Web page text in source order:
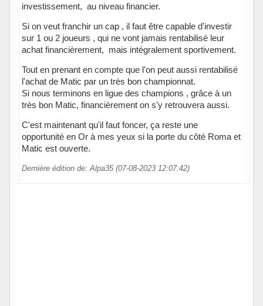
investissement, au niveau financier.
Si on veut franchir un cap , il faut être capable d'investir
sur 1 ou 2 joueurs , qui ne vont jamais rentabilisé leur
achat financièrement, mais intégralement sportivement.
Tout en prenant en compte que l'on peut aussi rentabilisé
l'achat de Matic par un très bon championnat.
Si nous terminons en ligue des champions , grâce à un
très bon Matic, financièrement on s'y retrouvera aussi.
C'est maintenant qu'il faut foncer, ça reste une
opportunité en Or à mes yeux si la porte du côté Roma et
Matic est ouverte.
Dernière édition de: Alpa35 (07-08-2023 12:07:42)